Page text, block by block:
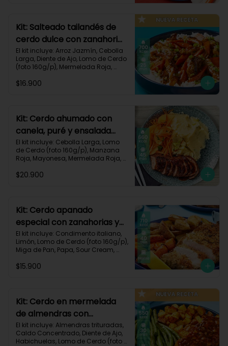
Proteínas 31g
Kit: Salteado tailandés de
cerdo dulce con zanahorias
y arroz-141
El kit incluye: Arroz Jazmín, Cebolla
Larga, Diente de Ajo, Lomo de Cerdo
(foto 160g/p), Mermelada Roja,
Paprika, Zanahoria, Receta Impresa.
$16.900
Kit: Cerdo ahumado con
canela, puré y ensalada
dulce-2
El kit incluye: Cebolla Larga, Lomo
de Cerdo (foto 160g/p), Manzana
Roja, Mayonesa, Mermelada Roja,
Cinnamon Paprika, Sour Cream,
Carbohidratos 59g | Grasas 19g |
Proteínas 36g
$20.900
Kit: Cerdo apanado
especial con zanahorias y
papas al horno-58
El kit incluye: Condimento italiano,
Limón, Lomo de Cerdo (foto 160g/p),
Miga de Pan, Papa, Sour Cream,
$15.900
Kit: Cerdo en mermelada
de almendras con
habichuelas y criollas al
horno-144
El kit incluye: Almendras trituradas,
Caldo Concentrado, Diente de Ajo,
Habichuelas, Lomo de Cerdo (foto